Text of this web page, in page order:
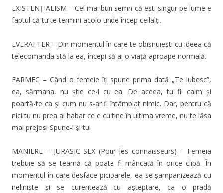
EXISTENȚIALISM – Cel mai bun semn că ești singur pe lume e
faptul că tu te termini acolo unde încep ceilalți.
EVERAFTER – Din momentul în care te obișnuiești cu ideea că
telecomanda stă la ea, începi să ai o viață aproape normală.
FARMEC – Când o femeie îți spune prima dată „Te iubesc”,
ea, sărmana, nu știe ce-i cu ea. De aceea, tu fii calm și
poartă-te ca și cum nu s-ar fi întâmplat nimic. Dar, pentru că
nici tu nu prea ai habar ce e cu tine în ultima vreme, nu te lăsa
mai prejos! Spune-i și tu!
MANIERE – JURASIC SEX (Pour les connaisseurs) – Femeia
trebuie să se teamă că poate fi mâncată în orice clipă. În
momentul în care desface picioarele, ea se șampanizează cu
neliniște și se curentează cu așteptare, ca o pradă